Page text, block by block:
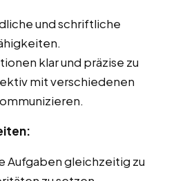
und schriftliche
klar und präzise zu
mit verschiedenen
Aufgaben gleichzeitig zu